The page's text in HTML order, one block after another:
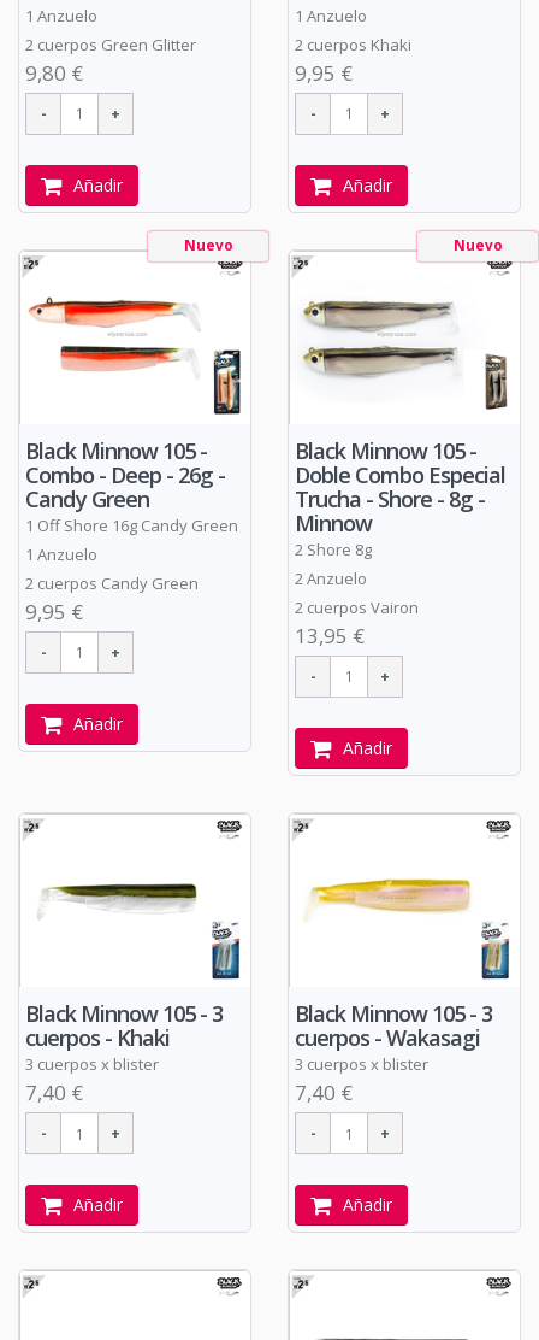
1 Anzuelo
2 cuerpos Green Glitter
9,80 €
Añadir
1 Anzuelo
2 cuerpos Khaki
9,95 €
Añadir
Nuevo
Black Minnow 105 -
Combo - Deep - 26g -
Candy Green
1 Off Shore 16g Candy Green
1 Anzuelo
2 cuerpos Candy Green
9,95 €
Añadir
Nuevo
Black Minnow 105 -
Doble Combo Especial
Trucha - Shore - 8g -
Minnow
2 Shore 8g
2 Anzuelo
2 cuerpos Vairon
13,95 €
Añadir
Black Minnow 105 - 3
cuerpos - Khaki
3 cuerpos x blister
7,40 €
Añadir
Black Minnow 105 - 3
cuerpos - Wakasagi
3 cuerpos x blister
7,40 €
Añadir